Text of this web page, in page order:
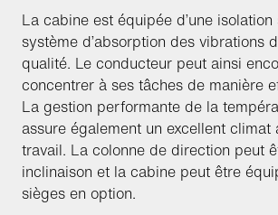
La cabine est équipée d’une isolation
système d’absorption des vibrations
qualité. Le conducteur peut ainsi
concentrer à ses tâches de manière
La gestion performante de la
assure également un excellent climat
travail. La colonne de direction peut
inclinaison et la cabine peut être
sièges en option.